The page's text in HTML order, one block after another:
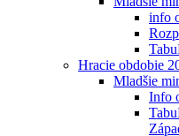
info
Hracie obdobie
Mladšie
Info